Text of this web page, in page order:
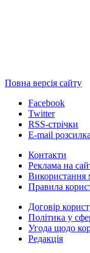
Повна версія сайту
Facebook
Twitter
RSS-стрічки
E-mail розсилка
Контакти
Реклама на
Використання
Правила
Договір
Політика у
Угода щодо
Редакція